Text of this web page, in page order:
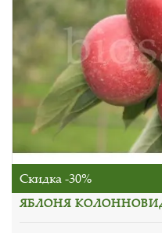
Скидка -30%
ЯБЛОНЯ